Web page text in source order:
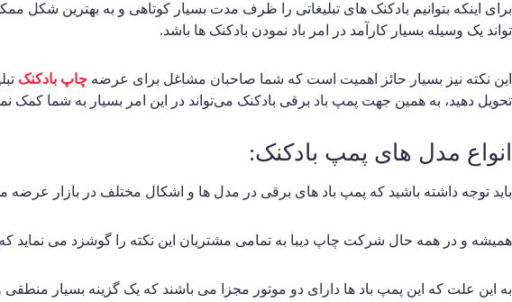
برای اینکه بتوانیم بادکنک های تبلیغاتی را ظرف مدت بسیار کوتاهی و به بهترین شکل
تواند یک وسیله بسیار کارآمد در امر باد نمودن بادکنک ها باشد.
این نکته نیز بسیار حائز اهمیت است که شما صاحبان مشاغل برای عرضه چاپ بادکنک
تحویل دهید، به همین جهت پمپ باد برقی بادکنک می‌تواند در این امر بسیار به شما کمک
انواع مدل های پمپ بادکنک:
باید توجه داشته باشید که پمپ باد های برقی در مدل ها و اشکال مختلف در بازار عرضه
همیشه و در همه حال شرکت چاپ دیبا به تمامی مشتریان این نکته را گوشزد می نماید که
به این علت که این پمپ باد ها دارای دو موتور مجزا می باشند که یک گزینه بسیار منطقی